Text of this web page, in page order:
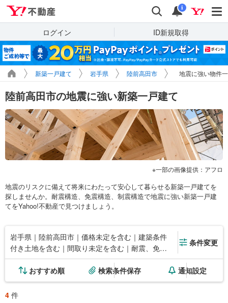
検索 通知
i
ログイン ID新規取得
新築一戸建て 岩手県 陸前高田市 地震に強い物件
陸前高田市の地震に強い新築一戸建て
一部の画像提供：アフロ
地震のリスクに備えて将来にわたって安心して暮らせる新築一戸建てを
探しませんか。耐震構造、免震構造、制震構造で地震に強い新築一戸建
てをYahoo!不動産で見つけましょう。
岩手県｜陸前高田市｜価格未定を含む｜建築条件
付き土地を含む｜間取り未定を含む｜耐震、免
震、制震構造
条件変更
おすすめ順 検索条件保存 通知設定
4 件